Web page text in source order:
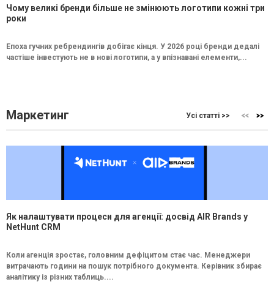
Чому великі бренди більше не змінюють логотипи кожні три
роки
Епоха гучних ребрендингів добігає кінця. У 2026 році бренди дедалі
частіше інвестують не в нові логотипи, а у впізнавані елементи,...
Маркетинг Усі статті >>
Як налаштувати процеси для агенції: досвід AIR Brands у
NetHunt CRM
Коли агенція зростає, головним дефіцитом стає час. Менеджери
витрачають години на пошук потрібного документа. Керівник збирає
аналітику із різних таблиць....